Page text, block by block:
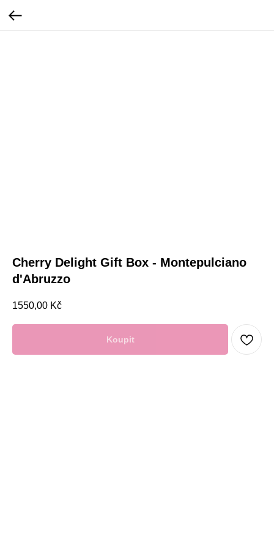
Cherry Delight Gift Box - Montepulciano
d'Abruzzo
1550,00 Kč
Koupit